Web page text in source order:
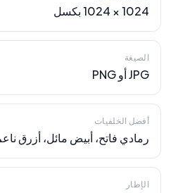
1024 × 1024 بكسل
الصيغة
JPG أو PNG
أفضل الخلفيات
رمادي فاتح، أبيض مائل، أزرق
الإطار